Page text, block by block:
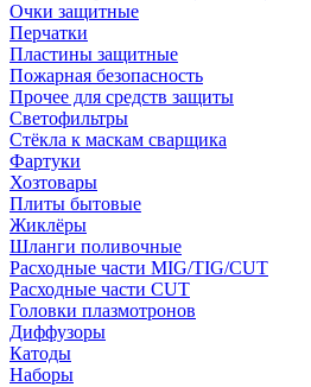
Очки защитные
Перчатки
Пластины защитные
Пожарная безопасность
Прочее для средств защиты
Светофильтры
Стёкла к маскам сварщика
Фартуки
Хозтовары
Плиты бытовые
Жиклёры
Шланги поливочные
Расходные части MIG/TIG/CUT
Расходные части CUT
Головки плазмотронов
Диффузоры
Катоды
Наборы